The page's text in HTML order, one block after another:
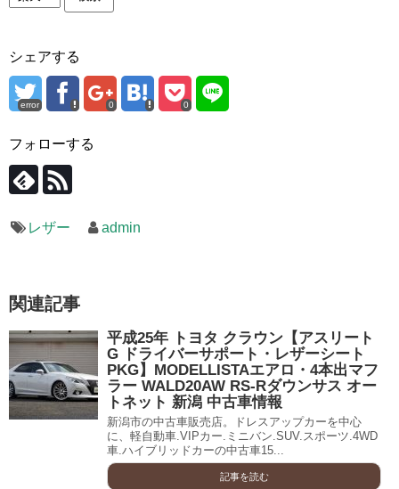
シェアする
error 0 0
フォローする
レザー admin
関連記事
平成25年 トヨタ クラウン【アスリート
G ドライバーサポート・レザーシート
PKG】MODELLISTAエアロ・4本出マフ
ラー WALD20AW RS-Rダウンサス オー
トネット 新潟 中古車情報
新潟市の中古車販売店。ドレスアップカーを中心
に、軽自動車.VIPカー.ミニバン.SUV.スポーツ.4WD
車.ハイブリッドカーの中古車15...
記事を読む